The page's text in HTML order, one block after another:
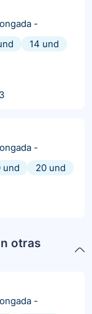
-
14 und
-
und
20 und
otras
-